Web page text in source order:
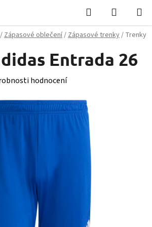
Hledat
KOŠÍK
/Zápasové oblečení/Zápasové trenky/ Trenky
Entrada 26
hodnocení